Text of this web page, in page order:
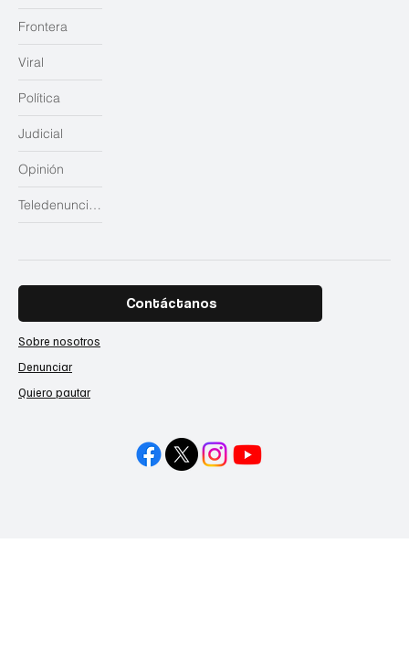
Judicial
Opinión
Teledenuncias
Frontera
Viral
Política
Contáctanos
Sobre nosotros
Denunciar
Quiero pautar